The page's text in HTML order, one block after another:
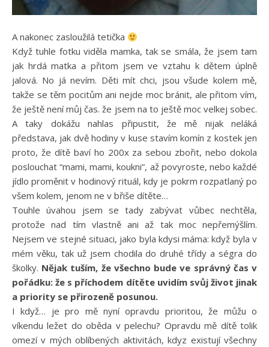
A nakonec zasloužilá tetička
Když tuhle fotku viděla mamka, tak se smála, že jsem tam
jak hrdá matka a přitom jsem ve vztahu k dětem úplně
jalová. No já nevím. Děti mít chci, jsou všude kolem mě,
takže se těm pocitům ani nejde moc bránit, ale přitom vím,
že ještě není můj čas. že jsem na to ještě moc velkej sobec.
A taky dokážu nahlas připustit, že mě nijak neláká
představa, jak dvě hodiny v kuse stavím komín z kostek jen
proto, že dítě baví ho 200x za sebou zbořit, nebo dokola
poslouchat “mami, mami, koukni”, až povyroste, nebo každé
jídlo proměnit v hodinový rituál, kdy je pokrm rozpatlaný po
všem kolem, jenom ne v břiše dítěte…
Touhle úvahou jsem se tady zabývat vůbec nechtěla,
protože nad tím vlastně ani až tak moc nepřemýšlím.
Nejsem ve stejné situaci, jako byla kdysi máma: když byla v
mém věku, tak už jsem chodila do druhé třídy a ségra do
školky. Nějak tuším, že všechno bude ve správný čas v
pořádku: že s příchodem dítěte uvidím svůj život jinak
a priority se přirozeně posunou.
I když… je pro mě nyní opravdu prioritou, že můžu o
víkendu ležet do oběda v pelechu? Opravdu mě dítě tolik
omezí v mých oblíbených aktivitách, kdyz existují všechny